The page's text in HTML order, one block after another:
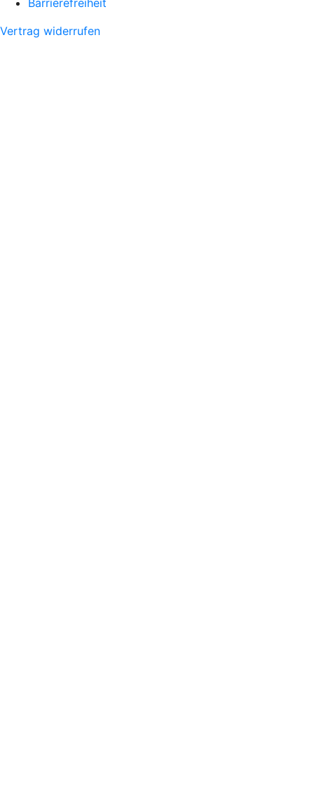
Vertrag widerrufen